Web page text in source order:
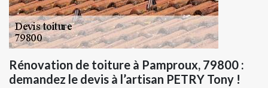
Rénovation de toiture à Pamproux, 79800 :
demandez le devis à l’artisan PETRY Tony !